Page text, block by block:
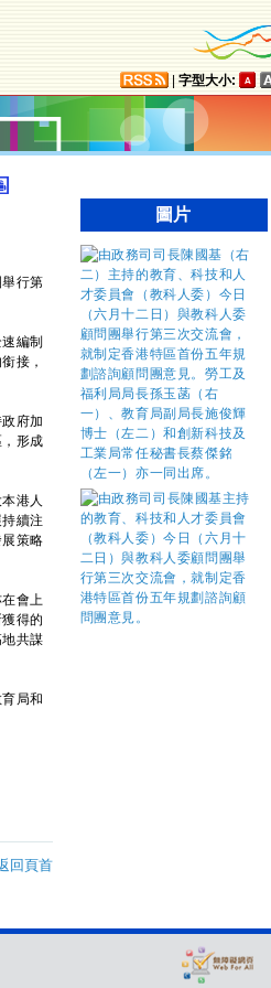
字型大小:
行第
編制
接，
府加
形成
港人
續注
策略
會上
得的
共謀
局和
回頁首
圖片